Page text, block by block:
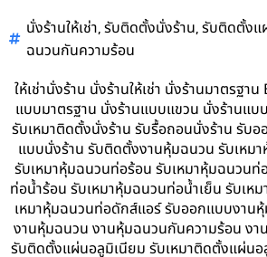
นั่งร้านให้เช่า,รับติดตั้งนั่งร้าน,รับติดตั้งแ
ฉนวนกันความร้อน
ให้เช่านั่งร้าน นั่งร้านให้เช่า นั่งร้านมาตรฐา
แบบมาตรฐาน นั่งร้านแบบแขวน นั่งร้านแ
รับเหมาติดตั้งนั่งร้าน รับรื้อถอนนั่งร้าน รับ
แบบนั่งร้าน รับติดตั้งงานหุ้มฉนวน รับเหม
รับเหมาหุ้มฉนวนท่อร้อน รับเหมาหุ้มฉนวนท่
ท่อน้ำร้อน รับเหมาหุ้มฉนวนท่อน้ำเย็น รับเห
เหมาหุ้มฉนวนท่อดักส์แอร์ รับออกแบบงาน
งานหุ้มฉนวน งานหุ้มฉนวนกันความร้อน ง
รับติดตั้งแผ่นอลูมิเนียม รับเหมาติดตั้งแผ่นอ